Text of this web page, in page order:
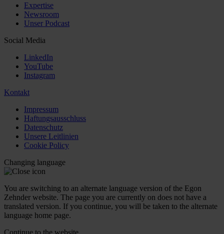
Expertise
Newsroom
Unser Podcast
Social Media
LinkedIn
YouTube
Instagram
Kontakt
Impressum
Haftungsausschluss
Datenschutz
Unsere Leitlinien
Cookie Policy
Changing language
You are switching to an alternate language version of the Egon
Zehnder website. The page you are currently on does not have a
translated version. If you continue, you will be taken to the alternate
language home page.
Continue to the website